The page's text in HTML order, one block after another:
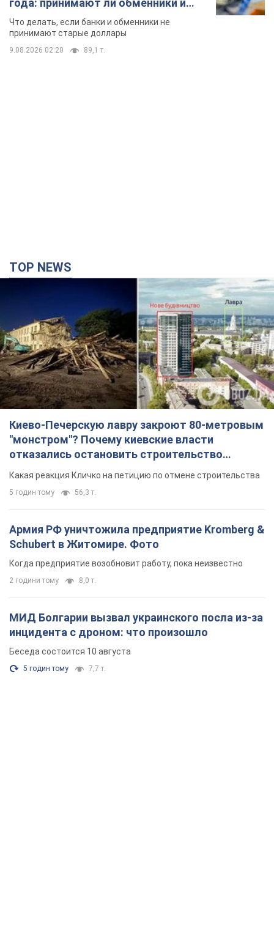
года: принимают ли обменники и
банки такие купюры
Что делать, если банки и обменники не
принимают старые доллары
9.08.2026 02:20 89,1 т.
TOP NEWS
Киево-Печерскую лавру закроют 80-метровым
"монстром"? Почему киевские власти
отказались остановить строительство
небоскреба "московского верующего"
Какая реакция Кличко на петицию по отмене строительства
5 годин тому 56,3 т.
Армия РФ уничтожила предприятие Kromberg &
Schubert в Житомире. Фото
Когда предприятие возобновит работу, пока неизвестно
2 години тому 8,0 т.
МИД Болгарии вызвал украинского посла из-за
инцидента с дроном: что произошло
Беседа состоится 10 августа
5 годин тому 7,7 т.